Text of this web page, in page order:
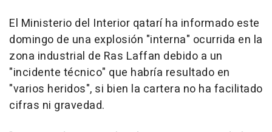
El Ministerio del Interior qatarí ha informado este
domingo de una explosión "interna" ocurrida en la
zona industrial de Ras Laffan debido a un
"incidente técnico" que habría resultado en
"varios heridos", si bien la cartera no ha facilitado
cifras ni gravedad.